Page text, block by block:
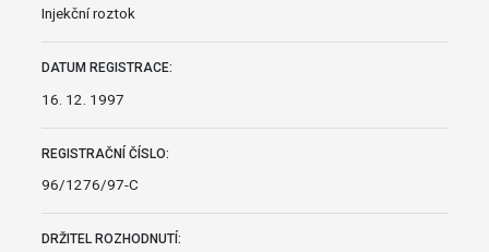
Injekční roztok
DATUM REGISTRACE:
16. 12. 1997
REGISTRAČNÍ ČÍSLO:
96/1276/97-C
DRŽITEL ROZHODNUTÍ: